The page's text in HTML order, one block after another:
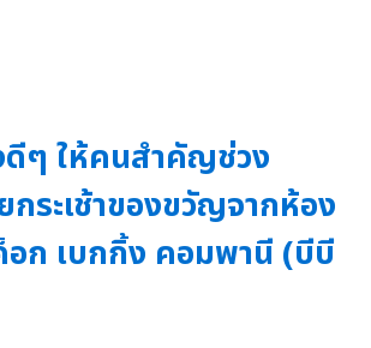
ดีๆ ให้คนสำคัญช่วง
กระเช้าของขวัญจากห้อง
อก เบกกิ้ง คอมพานี (บีบี